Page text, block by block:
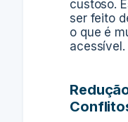
custoso.
ser feito
o que é
acessível.